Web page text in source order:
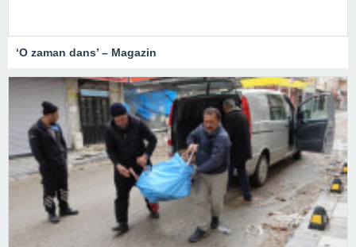
‘O zaman dans’ – Magazin